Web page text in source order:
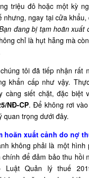
triệu đô hoặc một kỳ
nhưng, ngay tại cửa khẩu,
đang bị tạm hoãn xuất
chỉ là hụt hẫng mà
tôi đã tiếp nhận rất
khẩn cấp như vậy.
càng siết chặt, đặc biệt
NĐ-CP. Để không rơi
quan trọng dưới đây.
hoãn xuất cảnh do nợ
không phải là một hình
để đảm bảo thu hồi
Luật Quản lý thuế